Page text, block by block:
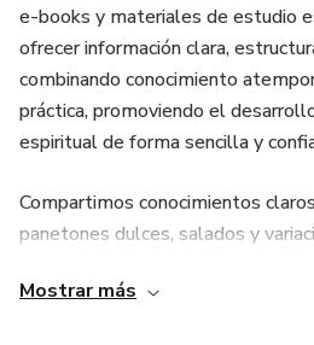
e-books y materiales de estudio
ofrecer información clara,
combinando conocimiento
práctica, promoviendo el
espiritual de forma sencilla y
Compartimos conocimientos
panetones dulces, salados y
desde casa, aprovechar
Mostrar más